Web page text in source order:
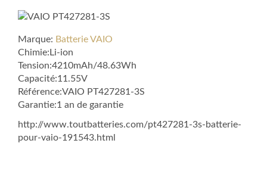
Marque: Batterie VAIO
Chimie:Li-ion
Tension:4210mAh/48.63Wh
Capacité:11.55V
Référence:VAIO PT427281-3S
Garantie:1 an de garantie
http://www.toutbatteries.com/pt427281-3s-batterie-
pour-vaio-191543.html